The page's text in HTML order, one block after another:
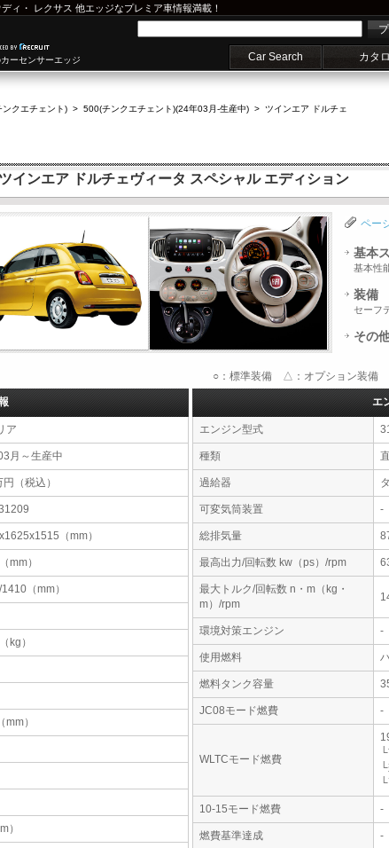
ィ ・ レクサス 他エッジなプレミア車情報満載！
ーセンサーエッジ Car Search カタ
クエチェント) > 500(チンクエチェント)(24年03月-生産中) > ツインエア ドルチェ
インエア ドルチェヴィータ スペシャル エディション
ペー
基本
基本性
装備
セーフ
その
○：標準装備 △：オプション装備 -
ア
月～生産中
（税込）
（mm）
mm）
（mm）
kg）
mm）
）
エ
エンジン型式
種類
過給器
可変気筒装置 -
総排気量
最高出力/回転数 kw（ps）/rpm
最大トルク/回転数 n・m（kg・
m）/rpm
環境対策エンジン -
使用燃料
燃料タンク容量
JC08モード燃費 -
WLTCモード燃費
10-15モード燃費 -
燃費基準達成 -